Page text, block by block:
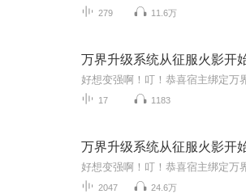
279 11.6万
万界升级系统从征服火影开
17 1183
万界升级系统从征服火影开
2047 24.6万